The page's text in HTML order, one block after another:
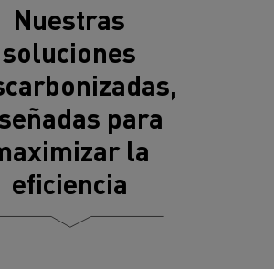
Nuestras
soluciones
para
la
eficiencia